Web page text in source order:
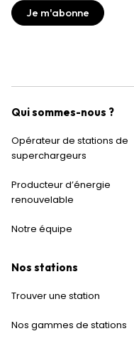
Qui sommes-nous ?
Opérateur de stations de
superchargeurs
Producteur d’énergie
renouvelable
Notre équipe
Nos stations
Trouver une station
Nos gammes de stations